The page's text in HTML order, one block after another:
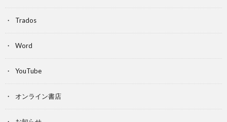
Trados
Word
YouTube
オンライン書店